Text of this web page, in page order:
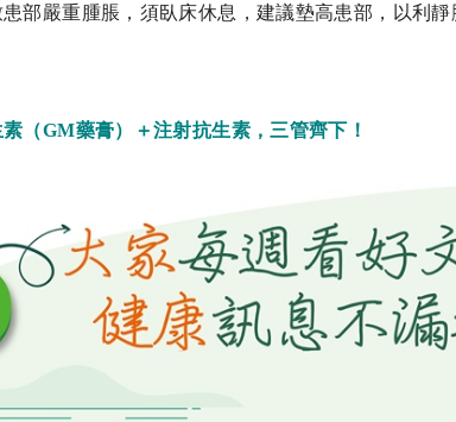
部嚴重腫脹，須臥床休息，建議墊高患部，以利靜
（GM藥膏）＋注射抗生素，三管齊下！